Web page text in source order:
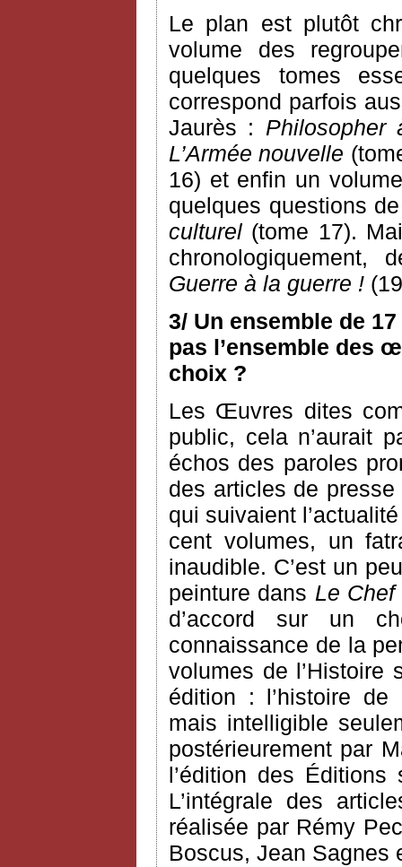
Le plan est plutôt
volume des
quelques tomes
correspond parfois
Jaurès : Philosopher
L’Armée nouvelle
16) et enfin un
quelques questions
culturel (tome 17).
chronologiquement,
Guerre à la guerre !
3/ Un ensemble de
pas l’ensemble des
choix ?
Les Œuvres dites
public, cela n’aurait
échos des paroles
des articles de
qui suivaient
cent volumes, un
inaudible. C’est un
peinture dans Le
d’accord sur un
connaissance de la
volumes de l’Histoire
édition : l’histoire
mais intelligible
postérieurement par
l’édition des
L’intégrale des
réalisée par Rémy
Boscus, Jean Sagnes